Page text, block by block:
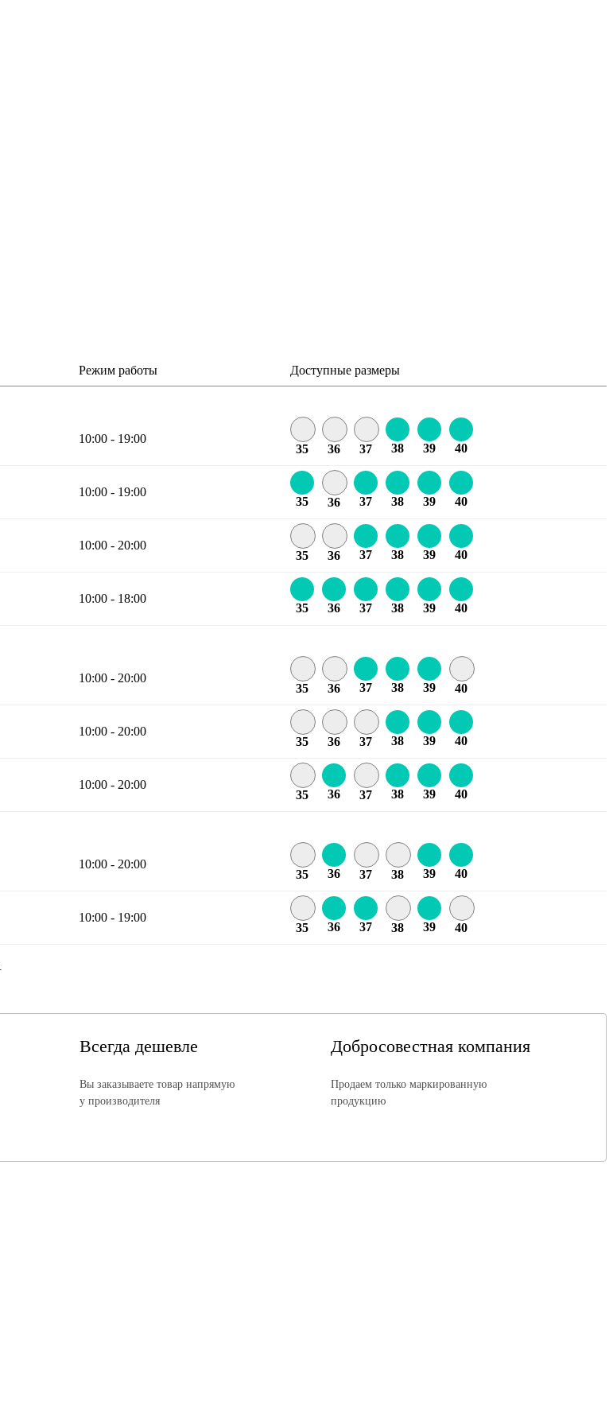
Режим работы Доступные размеры
10:00 - 19:00
35 36 37 38 39 40
10:00 - 19:00
35 36 37 38 39 40
10:00 - 20:00
35 36 37 38 39 40
10:00 - 18:00
35 36 37 38 39 40
10:00 - 20:00
35 36 37 38 39 40
10:00 - 20:00
35 36 37 38 39 40
10:00 - 20:00
35 36 37 38 39 40
10:00 - 20:00
35 36 37 38 39 40
10:00 - 19:00
35 36 37 38 39 40
Всегда дешевле
Вы заказываете товар напрямую
у производителя
Добросовестная компания
Продаем только маркированную
продукцию